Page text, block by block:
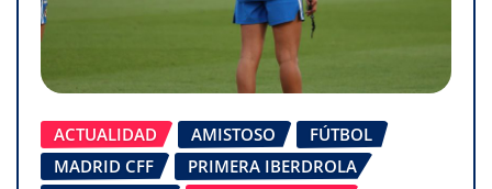
ACTUALIDAD AMISTOSO
FÚTBOL
MADRID CFF
PRIMERA IBERDROLA